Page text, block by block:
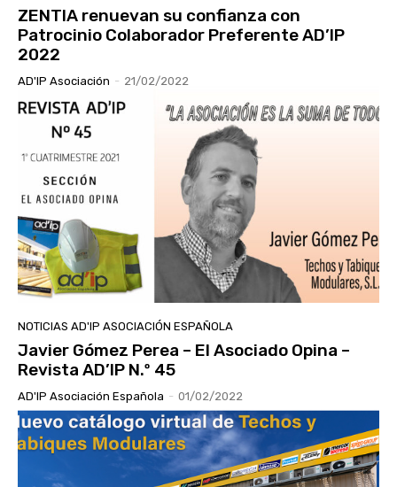
ZENTIA renuevan su confianza con
Patrocinio Colaborador Preferente AD’IP
2022
AD'IP Asociación - 21/02/2022
NOTICIAS AD'IP ASOCIACIÓN ESPAÑOLA
Javier Gómez Perea – El Asociado Opina –
Revista AD’IP N.º 45
AD'IP Asociación Española - 01/02/2022